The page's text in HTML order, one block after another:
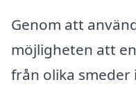
Genom att
möjligheten att
från olika smeder